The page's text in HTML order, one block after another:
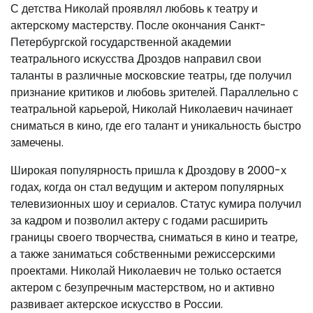
С детства Николай проявлял любовь к театру и
актерскому мастерству. После окончания Санкт-
Петербургской государственной академии
театрального искусства Дроздов направил свои
таланты в различные московские театры, где получил
признание критиков и любовь зрителей. Параллельно с
театральной карьерой, Николай Николаевич начинает
сниматься в кино, где его талант и уникальность быстро
замечены.
Широкая популярность пришла к Дроздову в 2000-х
годах, когда он стал ведущим и актером популярных
телевизионных шоу и сериалов. Статус кумира получил
за кадром и позволил актеру с годами расширить
границы своего творчества, сниматься в кино и театре,
а также заниматься собственными режиссерскими
проектами. Николай Николаевич не только остается
актером с безупречным мастерством, но и активно
развивает актерское искусство в России.